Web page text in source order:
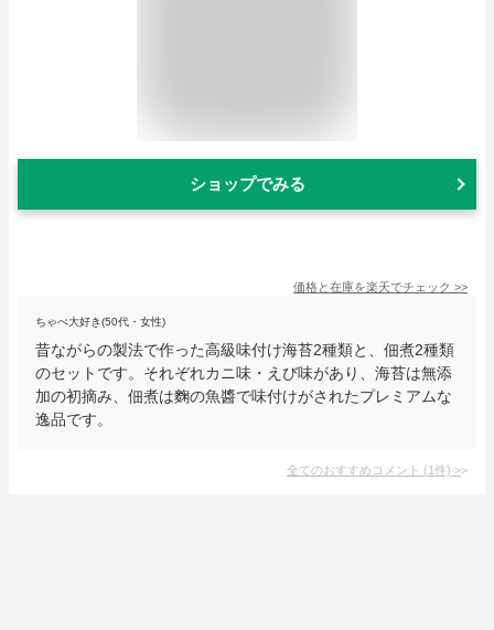
ショップでみる
価格と在庫を楽天でチェック >>
ちゃぺ大好き(50代・女性)
昔ながらの製法で作った高級味付け海苔2種類と、佃煮2種類
のセットです。それぞれカニ味・えび味があり、海苔は無添
加の初摘み、佃煮は麴の魚醬で味付けがされたプレミアムな
逸品です。
全てのおすすめコメント (1件) >